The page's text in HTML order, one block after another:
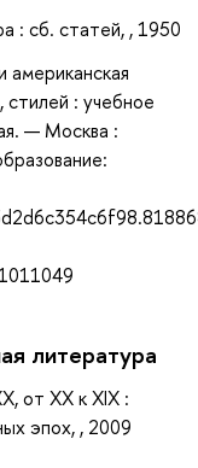
: сб. статей, , 1950
американская
: учебное
— Москва :
литература
от XX к XIX :
эпох, , 2009